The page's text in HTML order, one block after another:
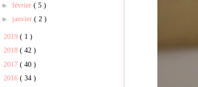
► février ( 5 )
► janvier ( 2 )
2019 ( 1 )
2018 ( 42 )
2017 ( 40 )
2016 ( 34 )